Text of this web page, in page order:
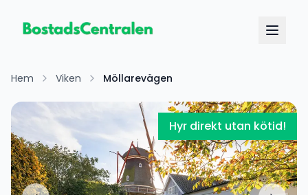
Hem Viken Möllarevägen
Hyr direkt utan kötid!